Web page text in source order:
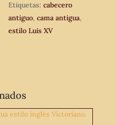
Etiquetas:cabecero
antiguo,cama antigua,
estilo Luis XV